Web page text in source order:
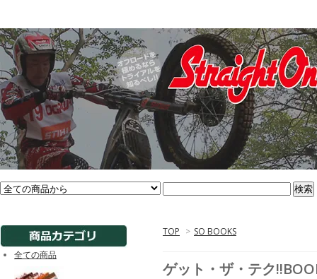
TOP > SO BOOKS
ゲット・ザ・テク
全ての商品